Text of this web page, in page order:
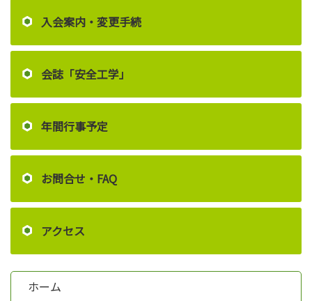
入会案内・変更手続
会誌「安全工学」
年間行事予定
お問合せ・FAQ
アクセス
ホーム